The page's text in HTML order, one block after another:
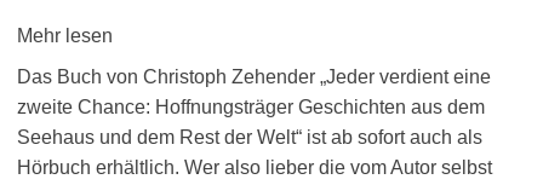
Mehr lesen
Das Buch von Christoph Zehender „Jeder verdient eine
zweite Chance: Hoffnungsträger Geschichten aus dem
Seehaus und dem Rest der Welt“ ist ab sofort auch als
Hörbuch erhältlich. Wer also lieber die vom Autor selbst